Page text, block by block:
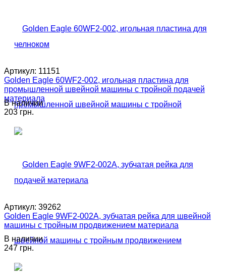
Артикул: 11151
Golden Eagle 60WF2-002, игольная пластина для
промышленной швейной машины с тройной подачей
материала
В наличии
203 грн.
Артикул: 39262
Golden Eagle 9WF2-002A, зубчатая рейка для швейной
машины с тройным продвижением материала
В наличии
247 грн.